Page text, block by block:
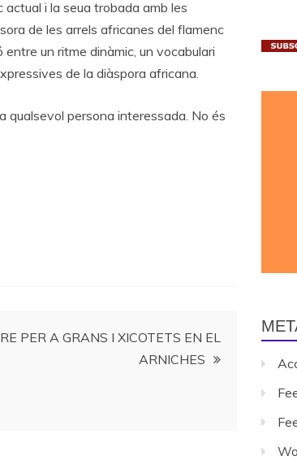
actual i la seua trobada amb les
de les arrels africanes del flamenc
un ritme dinàmic, un vocabulari
de la diàspora africana.
qualsevol persona interessada. No és
PER A GRANS I XICOTETS EN EL
ARNICHES